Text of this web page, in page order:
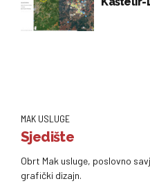
MAK USLUGE
Sjedište
Obrt Mak usluge, poslovno
grafički dizajn.